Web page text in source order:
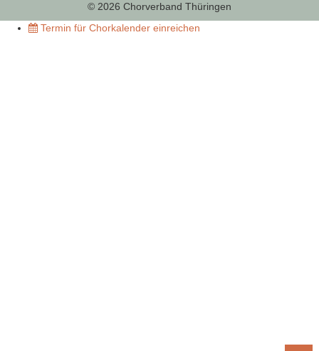
© 2026 Chorverband Thüringen
Termin für Chorkalender einreichen